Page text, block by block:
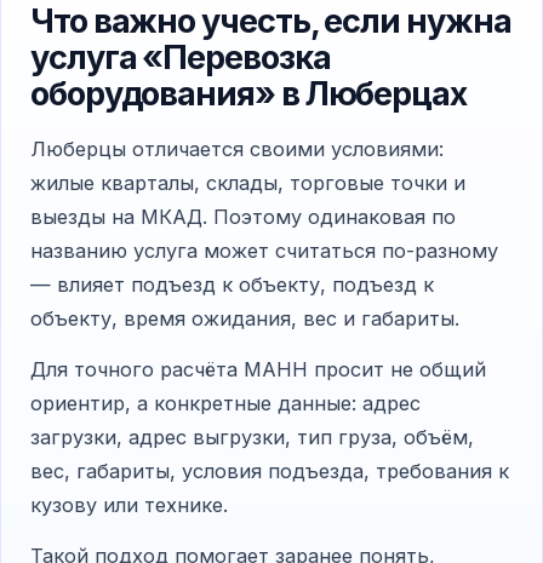
Что важно учесть, если нужна
услуга «Перевозка
оборудования» в Люберцах
Люберцы отличается своими условиями:
жилые кварталы, склады, торговые точки и
выезды на МКАД. Поэтому одинаковая по
названию услуга может считаться по-разному
— влияет подъезд к объекту, подъезд к
объекту, время ожидания, вес и габариты.
Для точного расчёта МАНН просит не общий
ориентир, а конкретные данные: адрес
загрузки, адрес выгрузки, тип груза, объём,
вес, габариты, условия подъезда, требования к
кузову или технике.
Такой подход помогает заранее понять,